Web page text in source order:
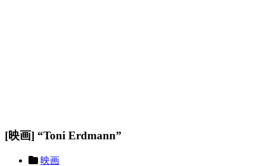
[映画] “Toni Erdmann”
映画